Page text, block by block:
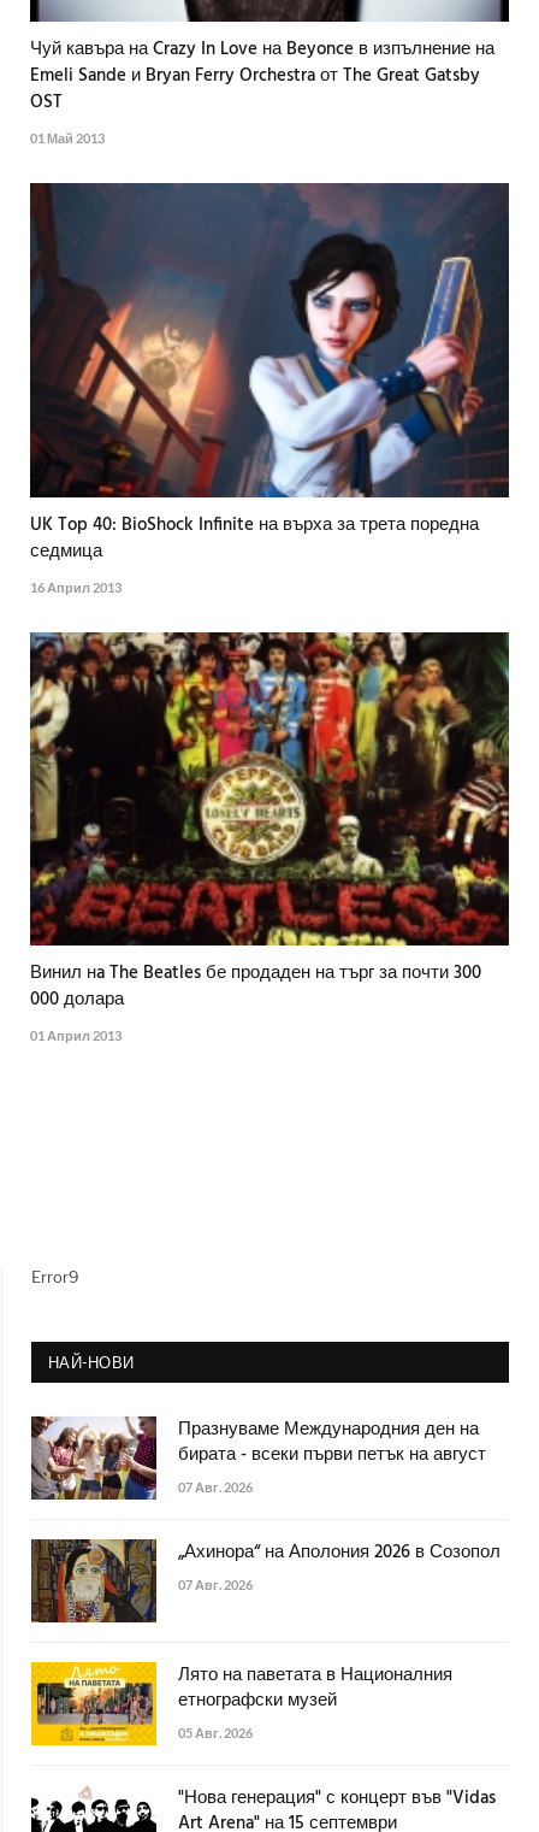
Чуй кавъра на Crazy In Love на Beyonce в изпълнение на
Emeli Sande и Bryan Ferry Orchestra от The Great Gatsby
OST
01 Май 2013
UK Top 40: BioShock Infinite на върха за трета поредна
седмица
16 Април 2013
Винил нa The Beatles бе продаден на търг за почти 300
000 долара
01 Април 2013
Error9
НАЙ-НОВИ
Празнуваме Международния ден на
бирата - всеки първи петък на август
07 Авг. 2026
„Ахинора“ на Аполония 2026 в Созопол
07 Авг. 2026
Лято на паветата в Националния
етнографски музей
05 Авг. 2026
"Нова генерация" с концерт във "Vidas
Art Arena" на 15 септември